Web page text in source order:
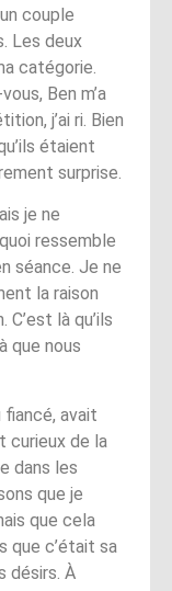
couple
Les deux
catégorie.
Ben m’a
j’ai ri. Bien
étaient
surprise.
je ne
ressemble
séance. Je ne
la raison
là qu’ils
que nous
fiancé, avait
curieux de la
dans les
que je
que cela
que c’était sa
désirs. À